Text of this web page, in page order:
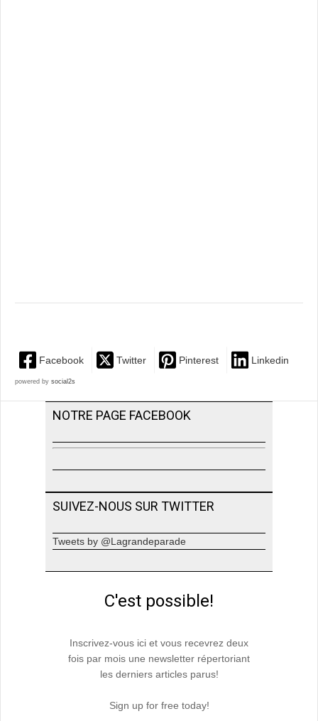
Facebook Twitter Pinterest Linkedin
powered by social2s
NOTRE PAGE FACEBOOK
SUIVEZ-NOUS SUR TWITTER
Tweets by @Lagrandeparade
C'est possible!
Inscrivez-vous ici et vous recevrez deux
fois par mois une newsletter répertoriant
les derniers articles parus!
Sign up for free today!